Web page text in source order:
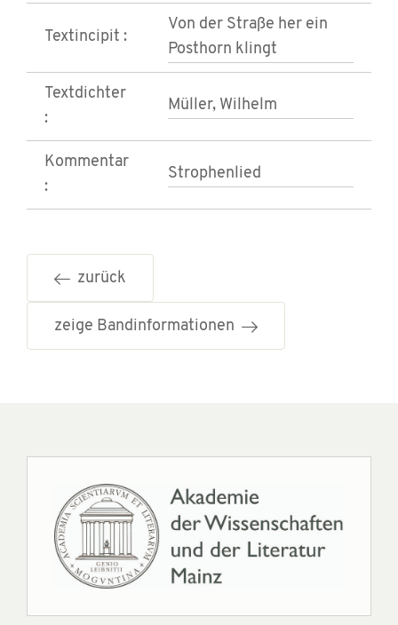
Textincipit :
Von der Straße her ein
Posthorn klingt
Textdichter
:
Müller, Wilhelm
Kommentar
:
Strophenlied
zurück
zeige Bandinformationen